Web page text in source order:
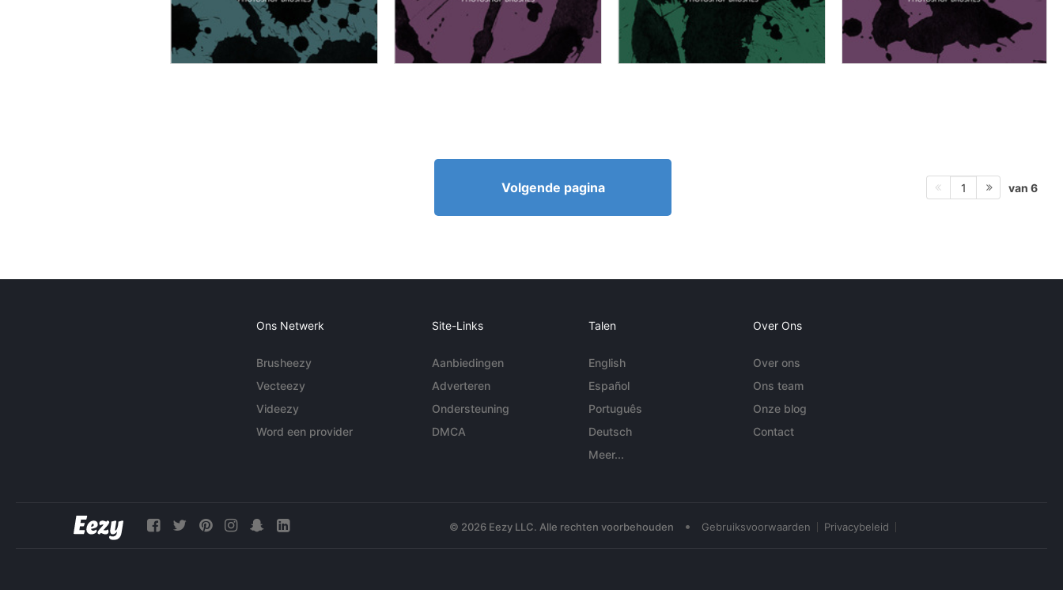
Volgende pagina 1 van 6
Ons Netwerk
Brusheezy
Vecteezy
Videezy
Word een provider
Site-Links
Aanbiedingen
Adverteren
Ondersteuning
DMCA
Talen
English
Español
Português
Deutsch
Meer...
Over Ons
Over ons
Ons team
Onze blog
Contact
© 2026 Eezy LLC. Alle rechten voorbehouden • Gebruiksvoorwaarden Privacybeleid